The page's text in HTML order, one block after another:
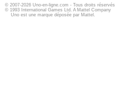
© 2007-2026 Uno-en-ligne.com - Tous droits réservés
© 1993 International Games Ltd. A Mattel Company
Uno est une marque déposée par Mattel.